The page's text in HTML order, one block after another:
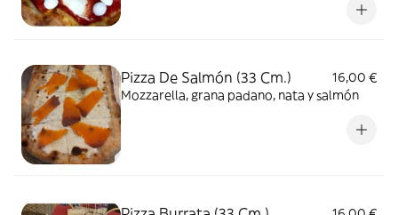
Pizza De Salmón (33 Cm.)
16,00 €
Mozzarella, grana padano, nata y salmón